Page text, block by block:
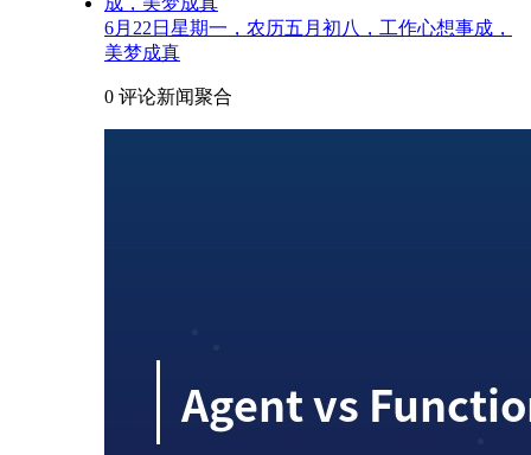
6月22日星期一，农历五月初八，工作心想事成，
美梦成真
0 评论新闻聚合